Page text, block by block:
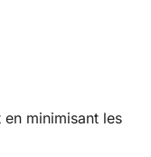
minimisant les